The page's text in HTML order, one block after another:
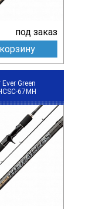
под заказ
Green
67MH